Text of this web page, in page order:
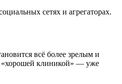
сетях и агрегаторах.
всё более зрелым и
«хорошей клиникой» — уже